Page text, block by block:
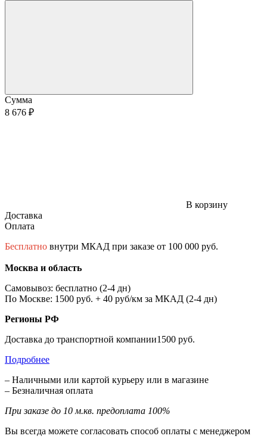
Сумма
8 676 ₽
В корзину
Доставка
Оплата
Бесплатно внутри МКАД при заказе от 100 000 руб.
Москва и область
Самовывоз: бесплатно (2-4 дн)
По Москве: 1500 руб. + 40 руб/км за МКАД (2-4 дн)
Регионы РФ
Доставка до транспортной компании1500 руб.
Подробнее
– Наличными или картой курьеру или в магазине
– Безналичная оплата
При заказе до 10 м.кв. предоплата 100%
Вы всегда можете согласовать способ оплаты с менеджером